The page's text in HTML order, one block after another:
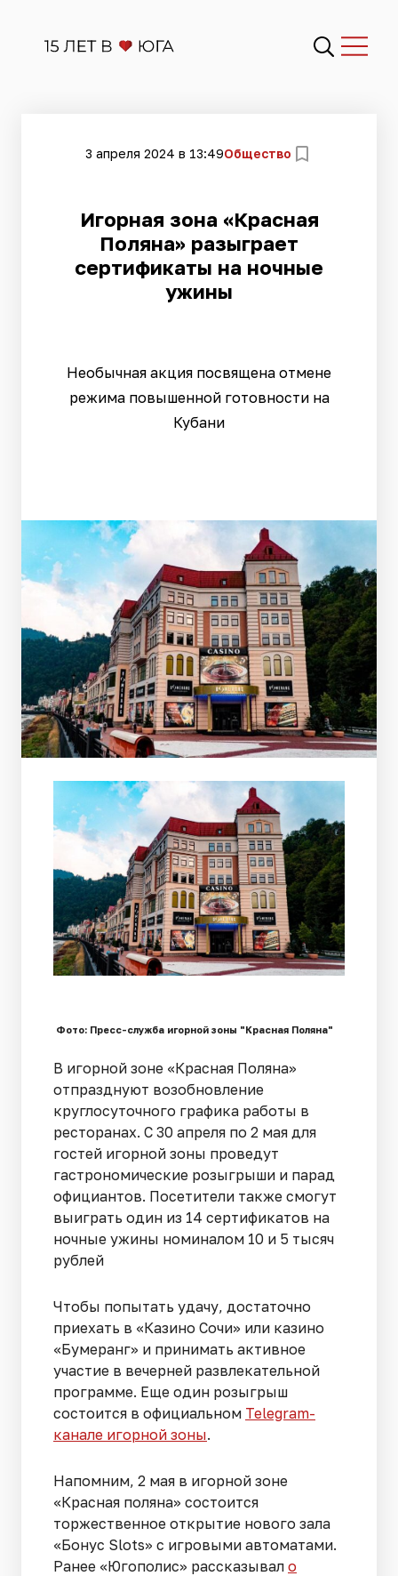
3 апреля 2024 в 13:49Общество
Игорная зона «Красная
Поляна» разыграет
сертификаты на ночные
ужины
Необычная акция посвящена отмене
режима повышенной готовности на
Кубани
Фото: Пресс-служба игорной зоны "Красная Поляна"
В игорной зоне «Красная Поляна»
отпразднуют возобновление
круглосуточного графика работы в
ресторанах. С 30 апреля по 2 мая для
гостей игорной зоны проведут
гастрономические розыгрыши и парад
официантов. Посетители также смогут
выиграть один из 14 сертификатов на
ночные ужины номиналом 10 и 5 тысяч
рублей
Чтобы попытать удачу, достаточно
приехать в «Казино Сочи» или казино
«Бумеранг» и принимать активное
участие в вечерней развлекательной
программе. Еще один розыгрыш
состоится в официальном Telegram-
канале игорной зоны.
Напомним, 2 мая в игорной зоне
«Красная поляна» состоится
торжественное открытие нового зала
«Бонус Slots» с игровыми автоматами.
Ранее «Югополис» рассказывал о